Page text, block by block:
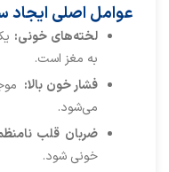
عوامل اصلی ایجاد
لخته‌های خونی:
به مغز است.
فشار خون بالا:
می‌شود.
ضربان قلب
خونی شود.